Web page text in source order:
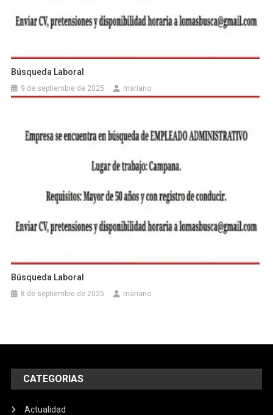
Búsqueda Laboral
9 de septiembre de 2025 mariano
Búsqueda Laboral
8 de septiembre de 2025 mariano
CATEGORIAS
Actualidad